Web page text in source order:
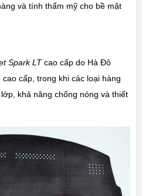
và tính thẩm mỹ cho bề mặt
Spark LTcao cấp do Hà Đô
cấp, trong khi các loại hàng
khả năng chống nóng và thiết